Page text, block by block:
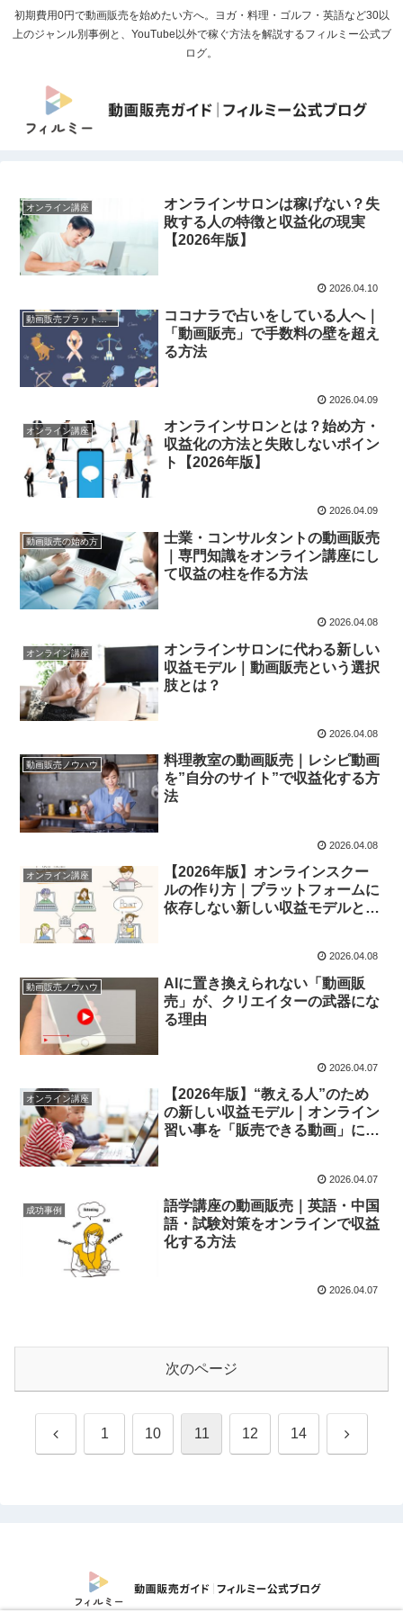
初期費用0円で動画販売を始めたい方へ。ヨガ・料理・ゴルフ・英語など30以
上のジャンル別事例と、YouTube以外で稼ぐ方法を解説するフィルミー公式ブ
ログ。
オンライン講座
オンラインサロンは稼げない？失
敗する人の特徴と収益化の現実
【2026年版】
2026.04.10
動画販売プラットフォーム比較
ココナラで占いをしている人へ｜
「動画販売」で手数料の壁を超え
る方法
2026.04.09
オンライン講座
オンラインサロンとは？始め方・
収益化の方法と失敗しないポイン
ト【2026年版】
2026.04.09
動画販売の始め方
士業・コンサルタントの動画販売
｜専門知識をオンライン講座にし
て収益の柱を作る方法
2026.04.08
オンライン講座
オンラインサロンに代わる新しい
収益モデル｜動画販売という選択
肢とは？
2026.04.08
動画販売ノウハウ
料理教室の動画販売｜レシピ動画
を”自分のサイト”で収益化する方
法
2026.04.08
オンライン講座
【2026年版】オンラインスクー
ルの作り方｜プラットフォームに
依存しない新しい収益モデルと
2026.04.08
動画販売ノウハウ
AIに置き換えられない「動画販
売」が、クリエイターの武器にな
る理由
2026.04.07
オンライン講座
【2026年版】“教える人”のため
の新しい収益モデル｜オンライン
習い事を「販売できる動画」に変
2026.04.07
成功事例
語学講座の動画販売｜英語・中国
語・試験対策をオンラインで収益
化する方法
2026.04.07
次のページ
前 1 10 11 12 14 次